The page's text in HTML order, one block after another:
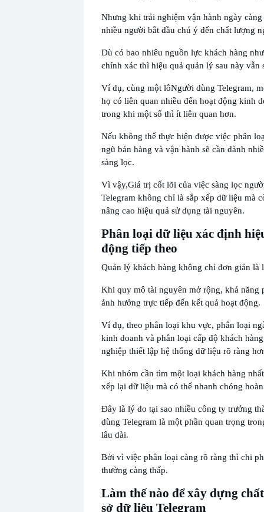
Nhưng khi trải nghiệm vận hành ngày
nhiều người bắt đầu chú ý đến chất lượng
Dù có bao nhiêu nguồn lực khách hàng
chính xác thì hiệu quả quản lý sau này vẫn
Ví dụ, cùng một lôNgười dùng Telegram,
họ có liên quan nhiều đến hoạt động kinh
trong khi một số thì ít liên quan hơn.
Nếu không thể thực hiện được việc phân
ngũ bán hàng và vận hành sẽ cần dành
sàng lọc.
Vì vậy,Giá trị cốt lõi của việc sàng lọc
Telegram không chỉ là sắp xếp dữ liệu mà
nâng cao hiệu quả sử dụng tài nguyên.
Phân loại dữ liệu xác định
động tiếp theo
Quản lý khách hàng không chỉ đơn giản là
Khi quy mô tài nguyên mở rộng, khả năng
ảnh hưởng trực tiếp đến kết quả hoạt động.
Ví dụ, theo phân loại khu vực, phân loại
kinh doanh và phân loại cấp độ khách
nghiệp thiết lập hệ thống dữ liệu rõ ràng
Khi nhóm cần tìm một loại khách hàng
xếp lại dữ liệu mà có thể nhanh chóng
Đây là lý do tại sao nhiều công ty trưởng
dùng Telegram là một phần quan trọng
lâu dài.
Bởi vì việc phân loại càng rõ ràng thì chi
thường càng thấp.
Làm thế nào để xây dựng
sở dữ liệu Telegram